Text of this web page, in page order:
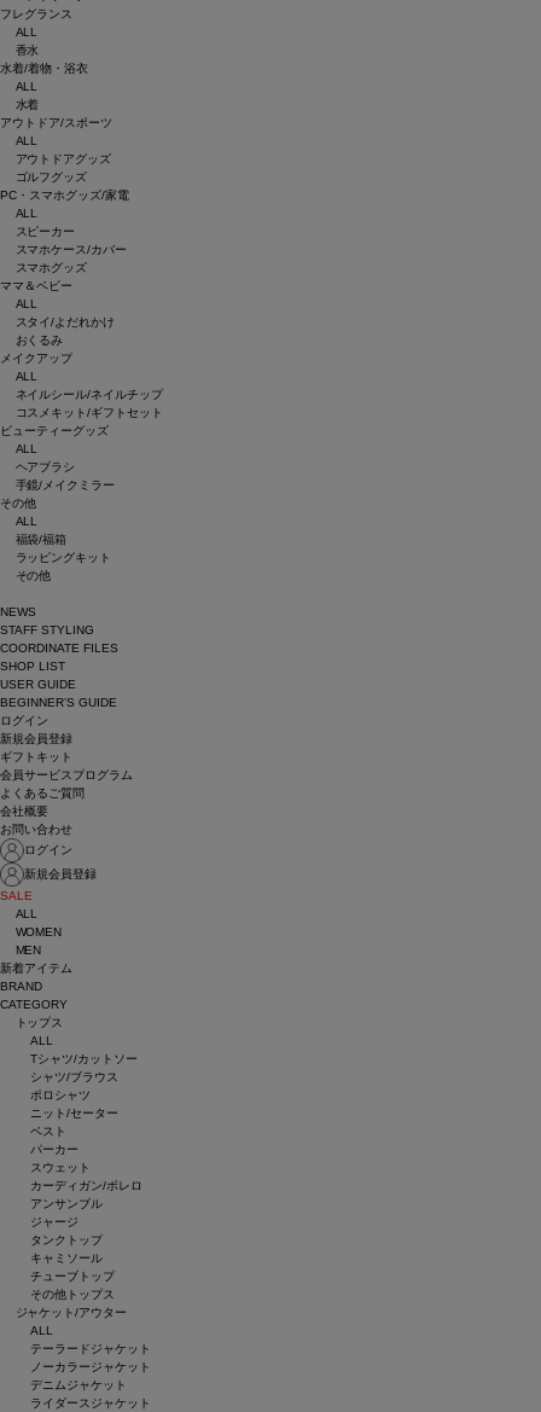
フレグランス
ALL
香水
水着/着物・浴衣
ALL
水着
アウトドア/スポーツ
ALL
アウトドアグッズ
ゴルフグッズ
PC・スマホグッズ/家電
ALL
スピーカー
スマホケース/カバー
スマホグッズ
ママ＆ベビー
ALL
スタイ/よだれかけ
おくるみ
メイクアップ
ALL
ネイルシール/ネイルチップ
コスメキット/ギフトセット
ビューティーグッズ
ALL
ヘアブラシ
手鏡/メイクミラー
その他
ALL
福袋/福箱
ラッピングキット
その他
NEWS
STAFF STYLING
COORDINATE FILES
SHOP LIST
USER GUIDE
BEGINNER’S GUIDE
ログイン
新規会員登録
ギフトキット
会員サービスプログラム
よくあるご質問
会社概要
お問い合わせ
ログイン
新規会員登録
SALE
ALL
WOMEN
MEN
新着アイテム
BRAND
CATEGORY
トップス
ALL
Tシャツ/カットソー
シャツ/ブラウス
ポロシャツ
ニット/セーター
ベスト
パーカー
スウェット
カーディガン/ボレロ
アンサンブル
ジャージ
タンクトップ
キャミソール
チューブトップ
その他トップス
ジャケット/アウター
ALL
テーラードジャケット
ノーカラージャケット
デニムジャケット
ライダースジャケット